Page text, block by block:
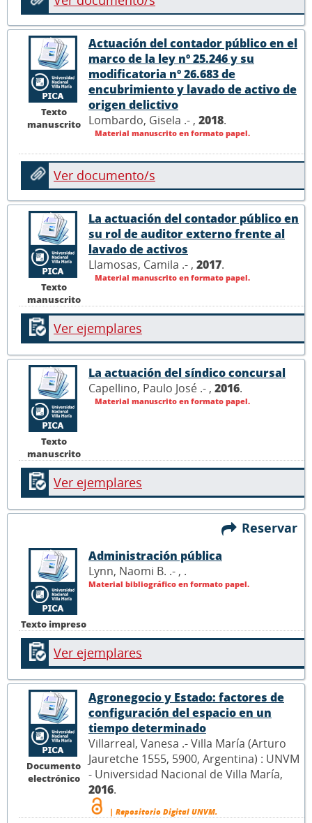
Texto
manuscrito
Actuación del contador público en el
marco de la ley nº 25.246 y su
modificatoria nº 26.683 de
encubrimiento y lavado de activo de
origen delictivo
Lombardo, Gisela .- , 2018.
Material manuscrito en formato papel.
Ver documento/s
Texto
manuscrito
La actuación del contador público en
su rol de auditor externo frente al
lavado de activos
Llamosas, Camila .- , 2017.
Material manuscrito en formato papel.
Ver ejemplares
Texto
manuscrito
La actuación del síndico concursal
Capellino, Paulo José .- , 2016.
Material manuscrito en formato papel.
Ver ejemplares
Reservar
Texto impreso
Administración pública
Lynn, Naomi B. .- , .
Material bibliográfico en formato papel.
Ver ejemplares
Documento
electrónico
Agronegocio y Estado: factores de
configuración del espacio en un
tiempo determinado
Villarreal, Vanesa .- Villa María (Arturo
Jauretche 1555, 5900, Argentina) : UNVM
- Universidad Nacional de Villa María,
2016.
| Repositorio Digital UNVM.